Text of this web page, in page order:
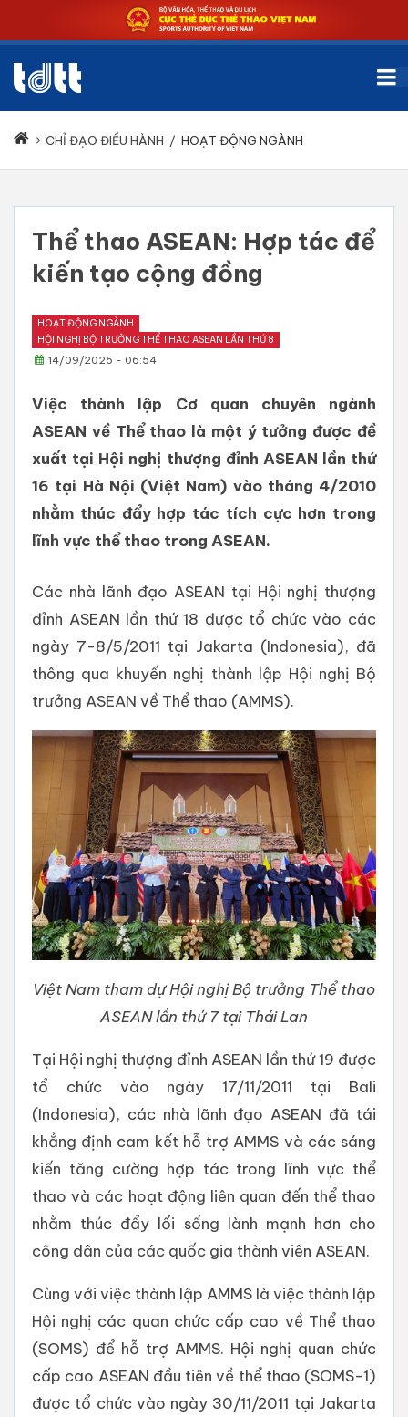
CHỈ ĐẠO ĐIỀU HÀNH / HOẠT ĐỘNG NGÀNH
Thể thao ASEAN: Hợp tác để
kiến tạo cộng đồng
HOẠT ĐỘNG NGÀNH
HỘI NGHỊ BỘ TRƯỞNG THỂ THAO ASEAN LẦN THỨ 8
14/09/2025 - 06:54
Việc thành lập Cơ quan chuyên ngành
ASEAN về Thể thao là một ý tưởng được đề
xuất tại Hội nghị thượng đỉnh ASEAN lần thứ
16 tại Hà Nội (Việt Nam) vào tháng 4/2010
nhằm thúc đẩy hợp tác tích cực hơn trong
lĩnh vực thể thao trong ASEAN.
Các nhà lãnh đạo ASEAN tại Hội nghị thượng
đỉnh ASEAN lần thứ 18 được tổ chức vào các
ngày 7-8/5/2011 tại Jakarta (Indonesia), đã
thông qua khuyến nghị thành lập Hội nghị Bộ
trưởng ASEAN về Thể thao (AMMS).
Việt Nam tham dự Hội nghị Bộ trưởng Thể thao
ASEAN lần thứ 7 tại Thái Lan
Tại Hội nghị thượng đỉnh ASEAN lần thứ 19 được
tổ chức vào ngày 17/11/2011 tại Bali
(Indonesia), các nhà lãnh đạo ASEAN đã tái
khẳng định cam kết hỗ trợ AMMS và các sáng
kiến tăng cường hợp tác trong lĩnh vực thể
thao và các hoạt động liên quan đến thể thao
nhằm thúc đẩy lối sống lành mạnh hơn cho
công dân của các quốc gia thành viên ASEAN.
Cùng với việc thành lập AMMS là việc thành lập
Hội nghị các quan chức cấp cao về Thể thao
(SOMS) để hỗ trợ AMMS. Hội nghị quan chức
cấp cao ASEAN đầu tiên về thể thao (SOMS-1)
được tổ chức vào ngày 30/11/2011 tại Jakarta